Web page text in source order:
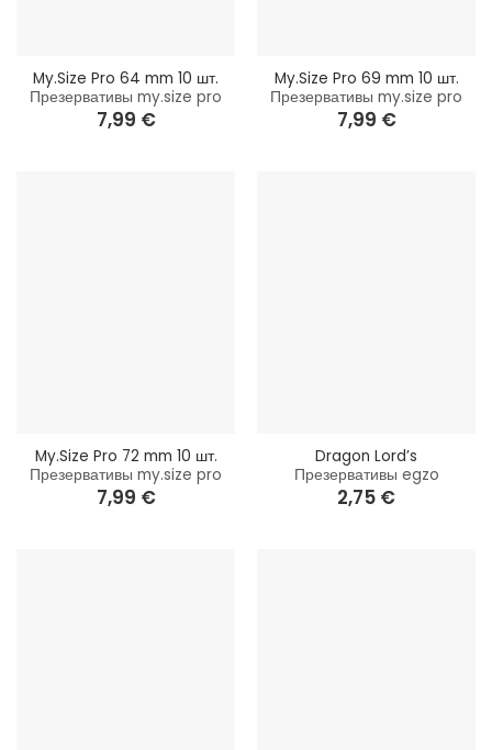
My.Size Pro 64 mm 10 шт.
Презервативы my.size pro
7,99 €
My.Size Pro 69 mm 10 шт.
Презервативы my.size pro
7,99 €
My.Size Pro 72 mm 10 шт.
Презервативы my.size pro
7,99 €
Dragon Lord’s
Презервативы egzo
2,75 €